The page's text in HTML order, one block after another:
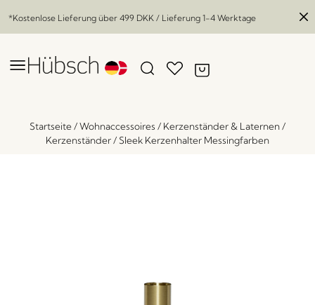
*Kostenlose Lieferung über 499 DKK / Lieferung 1-4 Werktage
Startseite/Wohnaccessoires / Kerzenständer & Laternen/
Kerzenständer/ Sleek Kerzenhalter Messingfarben